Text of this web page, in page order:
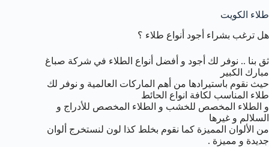
طلاء الكويت
هل ترغب بشراء أجود أنواع طلاء ؟
ثق بنا .. نوفر لك أجود و أفضل أنواع الطلاء في شركة صباغ
مبارك الكبير
حيث نقوم باستيرادها من أهم الماركات العالمية و نوفر لك
طلاء المناسب لكافة انواع الحائط
و الطلاء المخصص للخشب و الطلاء المخصص للأدراج و
السلالم و غيرها
من الألوان المميزة كما نقوم بخلط كذا لون لنستخرج ألوان
جديدة و مميزة .